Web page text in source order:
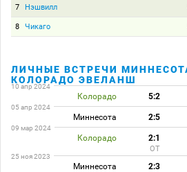
7 Нэшвилл
8 Чикаго
ЛИЧНЫЕ ВСТРЕЧИ
КОЛОРАДО ЭВЕЛАНШ
10 апр 2024
Колорадо 5:2
05 апр 2024
Миннесота 2:5
09 мар 2024
Колорадо 2:1
ОТ
25 ноя 2023
Миннесота 2:3